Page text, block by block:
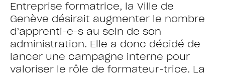
Entreprise formatrice, la Ville de
Genève désirait augmenter le nombre
d’apprenti-e-s au sein de son
administration. Elle a donc décidé de
lancer une campagne interne pour
valoriser le rôle de formateur-trice. La